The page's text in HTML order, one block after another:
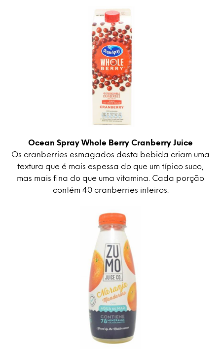
Ocean Spray Whole Berry Cranberry Juice
Os cranberries esmagados desta bebida criam uma
textura que é mais espessa do que um típico suco,
mas mais fina do que uma vitamina. Cada porção
contém 40 cranberries inteiros.